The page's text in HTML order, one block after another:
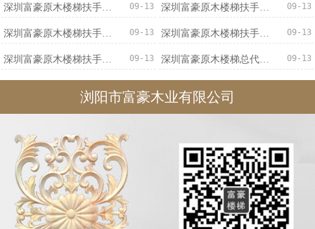
09-13 09-13
09-13 09-13
09-13 09-13
浏阳市富豪木业有限公司